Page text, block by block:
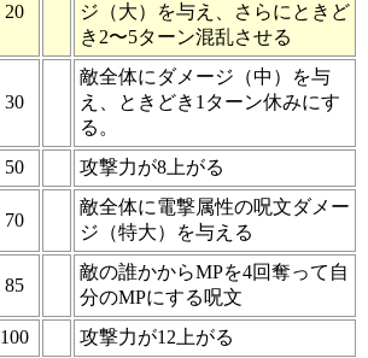
20
ジ（大）を与え、さらにときど
き2〜5ターン混乱させる
30
敵全体にダメージ（中）を与
え、ときどき1ターン休みにす
る。
50 攻撃力が8上がる
70
敵全体に電撃属性の呪文ダメー
ジ（特大）を与える
85
敵の誰かからMPを4回奪って自
分のMPにする呪文
100 攻撃力が12上がる